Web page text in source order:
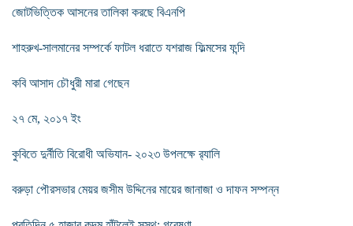
জোটভিত্তিক আসনের তালিকা করছে বিএনপি
শাহরুখ-সালমানের সম্পর্কে ফাটল ধরাতে যশরাজ ফিল্মসের ফন্দি
কবি আসাদ চৌধুরী মারা গেছেন
২৭ মে, ২০১৭ ইং
কুবিতে দুর্নীতি বিরোধী অভিযান- ২০২৩ উপলক্ষে র‍্যালি
বরুড়া পৌরসভার মেয়র জসীম উদ্দিনের মায়ের জানাজা ও দাফন সম্পন্ন